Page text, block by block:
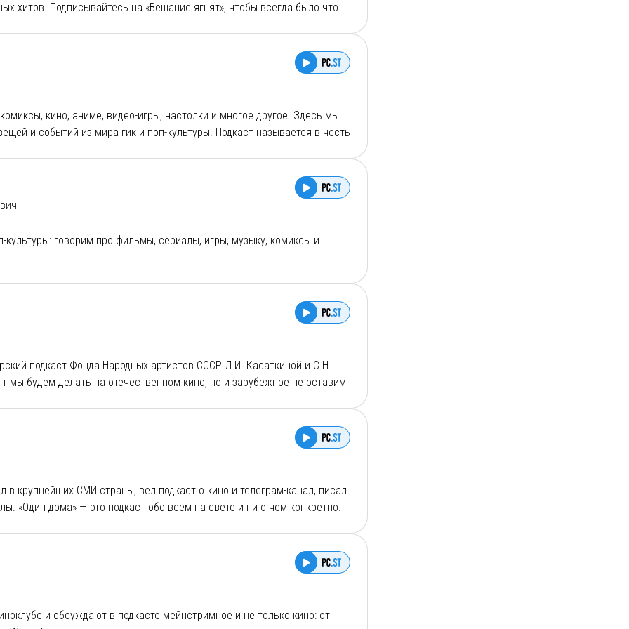
и специальными выпусками:https://boosty.to/plohiehoroshie
хитов. Подписывайтесь на «Вещание ягнят», чтобы всегда было что
кино, аниме, видео-игры, настолки и многое другое. Здесь мы
и событий из мира гик и поп-культуры. Подкаст называется в честь
каждый из нас немного аксолотль, который не спешит
говорим про фильмы, сериалы, игры, музыку, комиксы и
подкаст Фонда Народных артистов СССР Л.И. Касаткиной и С.Н.
мы будем делать на отечественном кино, но и зарубежное не оставим
в крупнейших СМИ страны, вел подкаст о кино и телеграм-канал, писал
«Один дома» — это подкаст обо всем на свете и ни о чем конкретно.
наивный и циничный, инфантильный и брюзгливый. Но другого
и обсуждают в подкасте мейнстримное и не только кино: от